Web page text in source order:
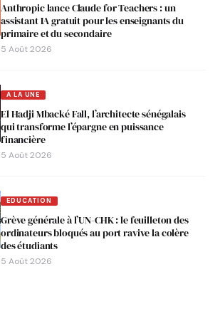
Anthropic lance Claude for Teachers : un
assistant IA gratuit pour les enseignants du
primaire et du secondaire
5 Août 2026
A LA UNE
El Hadji Mbacké Fall, l’architecte sénégalais
qui transforme l’épargne en puissance
financière
5 Août 2026
EDUCATION
Grève générale à l’UN-CHK : le feuilleton des
ordinateurs bloqués au port ravive la colère
des étudiants
5 Août 2026